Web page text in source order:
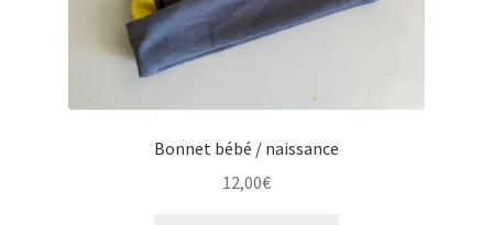
Bonnet bébé / naissance
12,00€